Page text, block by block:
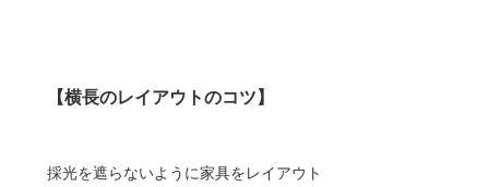
【横長のレイアウトのコツ】
採光を遮らないように家具をレイアウト